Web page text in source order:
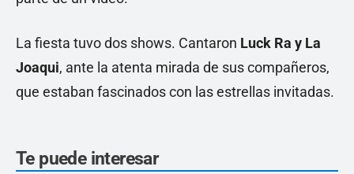
La fiesta tuvo dos shows. Cantaron Luck Ra y La
Joaqui, ante la atenta mirada de sus compañeros,
que estaban fascinados con las estrellas invitadas.
Te puede interesar